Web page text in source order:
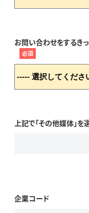
お問い合わせをするき
必須
上記で「その他媒体」を
企業コード